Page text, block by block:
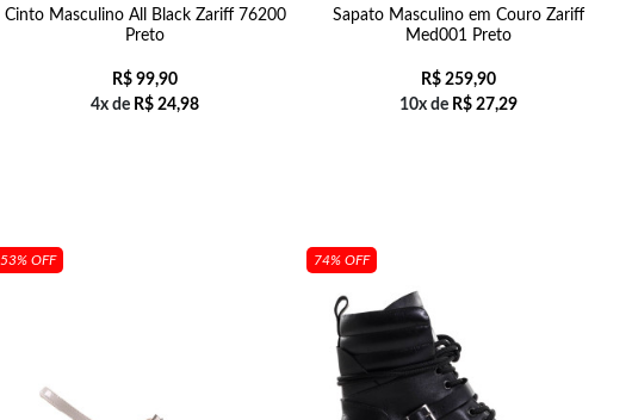
Cinto Masculino All Black Zariff 76200
Preto
R$ 99,90
4x de R$ 24,98
Sapato Masculino em Couro Zariff
Med001 Preto
R$ 259,90
10x de R$ 27,29
53% OFF 74% OFF